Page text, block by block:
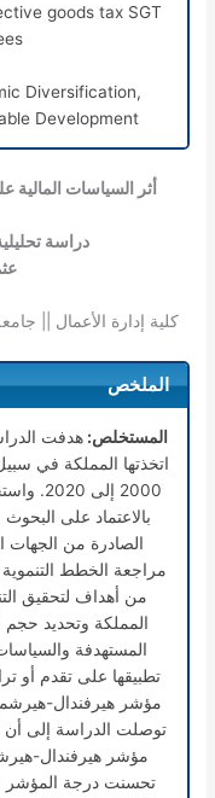
goods tax SGT
Diversification,
Development.
أثر السياسات المالية
دراسة تحليلية
كلية إدارة الأعمال ||
الملخص
المستخلص: هدفت
اتخذتها المملكة في
2000
بالاعتماد على
الصادرة من الجهات
من أهداف لتحقيق
المملكة وتحديد حجم
المستهدفة
تطبيقها على تقدم أو
مؤشر هيرفندال-
توصلت الدراسة إلى أن
تحسنت درجة المؤشر